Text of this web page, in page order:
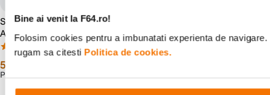
Bine ai venit la F64.ro!
Folosim cookies pentru a imbunatati experienta de
rugam sa citesti Politica de cookies.
Samyang 35-150mm F2-2.8
AF Obiectiv Foto Mirrorless
Montura Sony FE
5
PRP:
T1.5 Sony VDSLR - Cine
Lens - RS125005932-1
Preț anterior:1.684 lei